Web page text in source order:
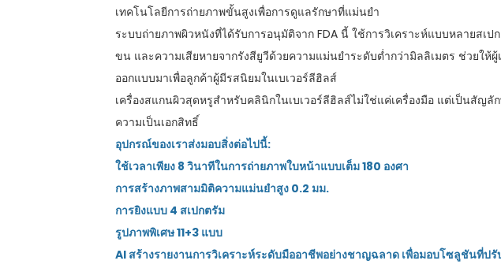
เทคโนโลยีการถ่ายภาพขั้นสูงเพื่อการดูแลรักษาที่แม่นยำ
ระบบถ่ายภาพผิวหนังที่ได้รับการอนุมัติจาก FDA นี้ ใช้การวิเคราะห์แบบหลายสเ
ขน และความเสียหายจากรังสียูวีด้วยความแม่นยำระดับต่ำกว่ามิลลิเมตร ช่วยใ
ออกแบบมาเพื่อลูกค้าผู้มีรสนิยมในเบเวอร์ลีฮิลส์
เครื่องสแกนผิวสุดหรูสำหรับคลินิกในเบเวอร์ลีฮิลส์ไม่ใช่แค่เครื่องมือ แต่เป็นสั
ความเป็นเอกสิทธิ์
อุปกรณ์ของเราส่งมอบสิ่งต่อไปนี้:
ใช้เวลาเพียง 8 วินาทีในการถ่ายภาพใบหน้าแบบเต็ม 180 องศา
การสร้างภาพสามมิติความแม่นยำสูง 0.2 มม.
การยิงแบบ 4 สเปกตรัม
รูปภาพพิเศษ 11+3 แบบ
AI สร้างรายงานการวิเคราะห์ระดับมืออาชีพอย่างชาญฉลาด เพื่อมอบโซลูชันที่ป